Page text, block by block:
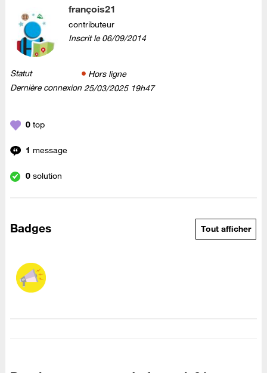
françois21
contributeur
Inscrit le‎06/09/2014
Statut
Hors ligne
Dernière connexion ‎25/03/2025 19h47
0 top
1 message
0 solution
Badges Tout afficher